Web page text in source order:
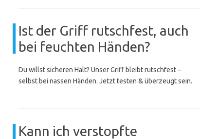
Ist der Griff rutschfest, auch
bei feuchten Händen?
Du willst sicheren Halt? Unser Griff bleibt rutschfest –
selbst bei nassen Händen. Jetzt testen & überzeugt sein.
Kann ich verstopfte